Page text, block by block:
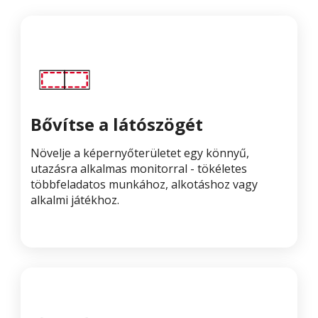
Bővítse a látószögét
Növelje a képernyőterületet egy könnyű,
utazásra alkalmas monitorral - tökéletes
többfeladatos munkához, alkotáshoz vagy
alkalmi játékhoz.